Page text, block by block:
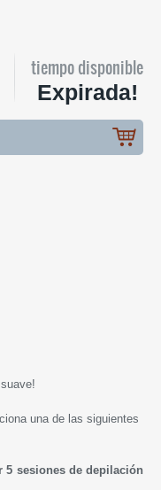
tiempo disponible
Expirada!
!
una de las siguientes
5 sesiones de depilación